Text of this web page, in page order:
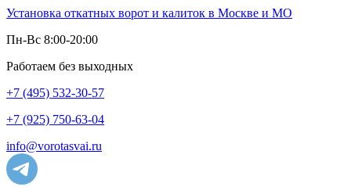
Установка откатных ворот и калиток в Москве и МО
Пн-Вс 8:00-20:00
Работаем без выходных
+7 (495) 532-30-57
+7 (925) 750-63-04
info@vorotasvai.ru